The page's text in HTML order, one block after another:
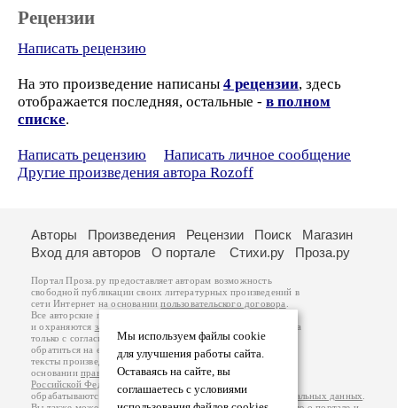
Рецензии
Написать рецензию
На это произведение написаны 4 рецензии, здесь
отображается последняя, остальные - в полном
списке.
Написать рецензию
Написать личное сообщение
Другие произведения автора Rozoff
Мы используем файлы cookie
для улучшения работы сайта.
Оставаясь на сайте, вы
соглашаетесь с условиями
Авторы Произведения Рецензии Поиск
Магазин
Вход для авторов
О портале Стихи.ру Проза.ру
Портал Проза.ру предоставляет авторам возможность
свободной публикации своих литературных произведений в
сети Интернет на основаниипользовательского договора
Все авторские права на произведения принадлежат авторам
и охраняются законом
. Перепечатка произведений возможна
только с согласия его автора, к которому вы можете
обратиться на его авторской странице. Ответственность за
тексты произведений авторы несут самостоятельно на
основанииправил публикацииизаконодательства
Российской Федерации
обрабатываются на основанииПолитики обработки персональных данных